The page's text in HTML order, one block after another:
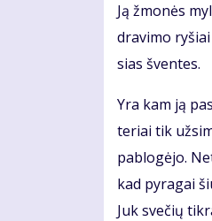
Ją žmo­nės
dra­vi­mo
sias šven­tes.
Yra kam ją
te­riai tik
pa­blo­gė­jo.
kad py­ra­gai
Juk sve­čių